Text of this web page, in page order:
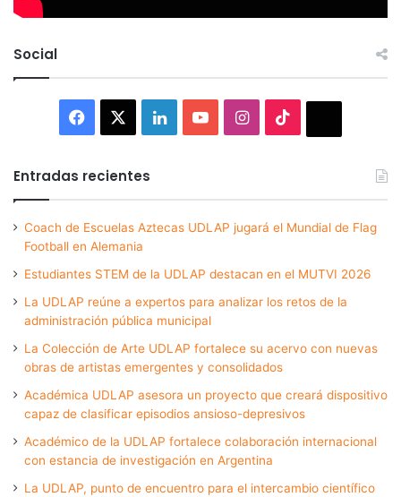
Social
Facebook LinkedInYouTubeInstagram
Entradas recientes
Coach de Escuelas Aztecas UDLAP jugará el Mundial de Flag
Football en Alemania
Estudiantes STEM de la UDLAP destacan en el MUTVI 2026
La UDLAP reúne a expertos para analizar los retos de la
administración pública municipal
La Colección de Arte UDLAP fortalece su acervo con nuevas
obras de artistas emergentes y consolidados
Académica UDLAP asesora un proyecto que creará dispositivo
capaz de clasificar episodios ansioso-depresivos
Académico de la UDLAP fortalece colaboración internacional
con estancia de investigación en Argentina
La UDLAP, punto de encuentro para el intercambio científico